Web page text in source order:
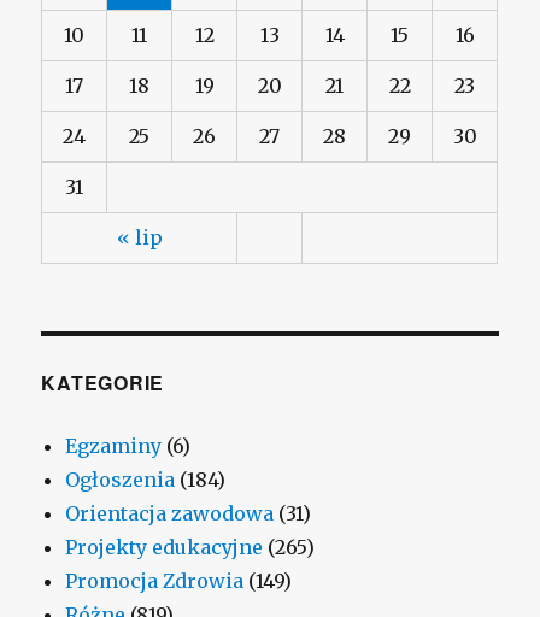
« lip
10 11 12 13 14 15 16
17 18 19 20 21 22 23
24 25 26 27 28 29 30
31
KATEGORIE
Egzaminy (6)
Ogłoszenia (184)
Orientacja zawodowa (31)
Projekty edukacyjne (265)
Promocja Zdrowia (149)